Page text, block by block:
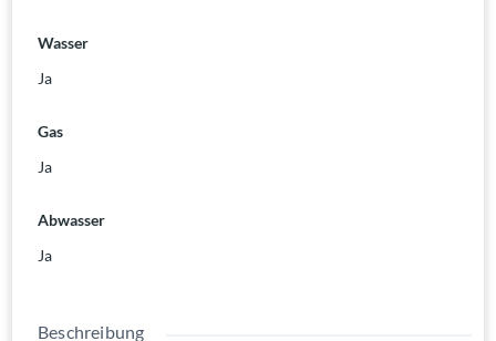
Wasser
Ja
Gas
Ja
Abwasser
Ja
Beschreibung